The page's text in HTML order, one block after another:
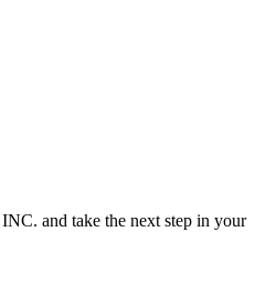
and take the next step in your